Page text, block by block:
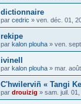
dictionnaire
par cedric » ven. déc. 01,
rekipe
par kalon plouha » ven.
ivinell
par kalon plouha » mar.
C'hwilerviñ « Tangi
par drouizig » sam. juil.